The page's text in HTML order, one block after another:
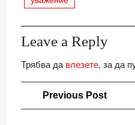
Leave a Reply
Трябва да влезете, за да
Навигация
Previous PostPrevious